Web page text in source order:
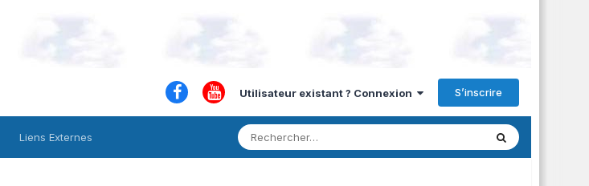
Utilisateur existant ? Connexion S’inscrire
Liens Externes